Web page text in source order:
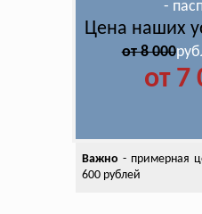
-
Цена наших
от 8 000
от 7
Важно - примерная
600 рублей